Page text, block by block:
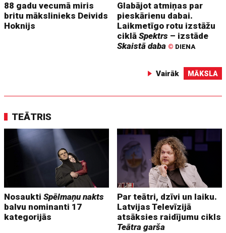
88 gadu vecumā miris
britu mākslinieks Deivids
Hoknijs
Glabājot atmiņas par
pieskārienu dabai.
Laikmetīgo rotu izstāžu
ciklāSpektrs – izstāde
Skaistā daba © DIENA
Vairāk MĀKSLA
TEĀTRIS
NosauktiSpēlmaņu nakts
balvu nominanti 17
kategorijās
Par teātri, dzīvi un laiku.
Latvijas Televīzijā
atsāksies raidījumu cikls
Teātra garša